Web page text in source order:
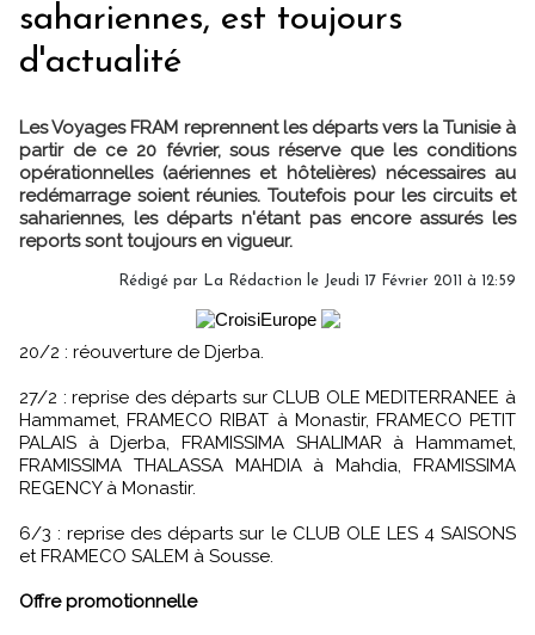
sahariennes, est toujours
d'actualité
Les Voyages FRAM reprennent les départs vers la Tunisie à
partir de ce 20 février, sous réserve que les conditions
opérationnelles (aériennes et hôtelières) nécessaires au
redémarrage soient réunies. Toutefois pour les circuits et
sahariennes, les départs n'étant pas encore assurés les
reports sont toujours en vigueur.
Rédigé par La Rédaction le Jeudi 17 Février 2011 à 12:59
20/2 : réouverture de Djerba.
27/2 : reprise des départs sur CLUB OLE MEDITERRANEE à
Hammamet, FRAMECO RIBAT à Monastir, FRAMECO PETIT
PALAIS à Djerba, FRAMISSIMA SHALIMAR à Hammamet,
FRAMISSIMA THALASSA MAHDIA à Mahdia, FRAMISSIMA
REGENCY à Monastir.
6/3 : reprise des départs sur le CLUB OLE LES 4 SAISONS
et FRAMECO SALEM à Sousse.
Offre promotionnelle